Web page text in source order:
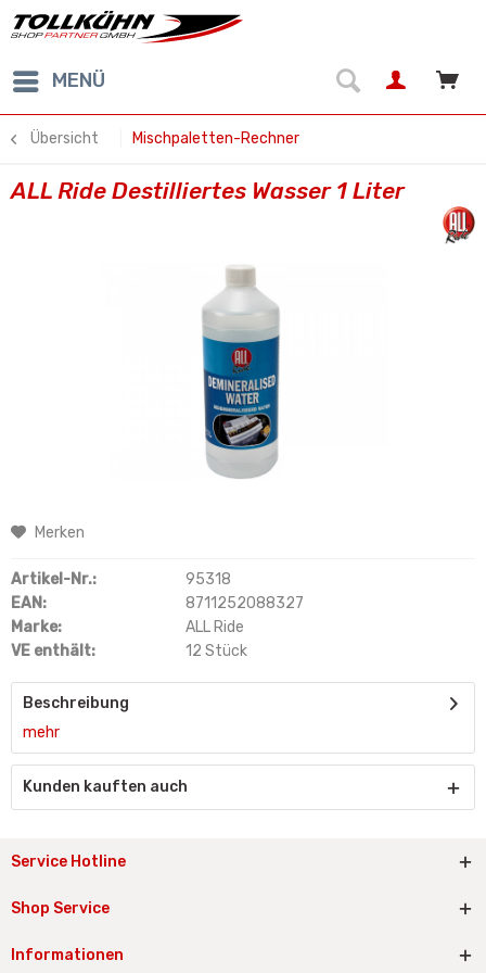
MENÜ
Übersicht Mischpaletten-Rechner
ALL Ride Destilliertes Wasser 1 Liter
Merken
Artikel-Nr.:
95318
EAN:
8711252088327
Marke:
ALL Ride
VE enthält:
12 Stück
Beschreibung
mehr
Kunden kauften auch
Service Hotline
Shop Service
Informationen